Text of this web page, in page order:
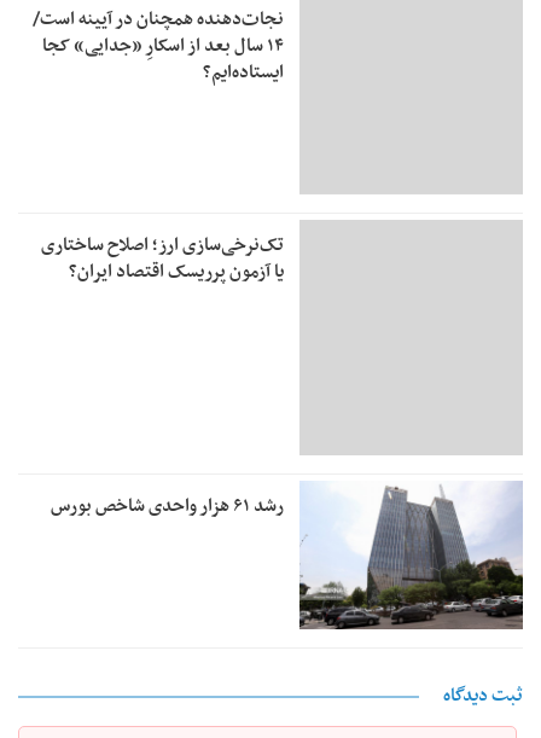
نجات‌دهنده‌ همچنان در آیینه است/
۱۴ سال بعد از اسکارِ «جدایی» کجا
ایستاده‌ایم؟
تک‌نرخی‌سازی ارز؛ اصلاح ساختاری
یا آزمون پرریسک اقتصاد ایران؟
رشد ۶۱ هزار واحدی شاخص بورس
ثبت دیدگاه